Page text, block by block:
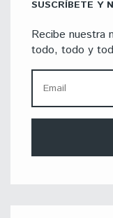
SUSCRÍBETE Y
Recibe nuestra
todo, todo y